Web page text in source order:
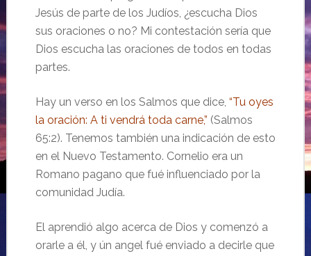
Jesús de parte de los Judíos, ¿escucha Dios
sus oraciones o no? Mi contestación sería que
Dios escucha las oraciones de todos en todas
partes.
Hay un verso en los Salmos que dice, “Tu oyes
la oración: A ti vendrá toda carne,” (Salmos
65:2). Tenemos también una indicación de esto
en el Nuevo Testamento. Cornelio era un
Romano pagano que fué influenciado por la
comunidad Judía.
El aprendió algo acerca de Dios y comenzó a
orarle a él, y ún angel fué enviado a decirle que